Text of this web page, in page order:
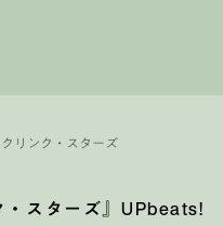
リンク・スターズ
・スターズ』UPbeats!